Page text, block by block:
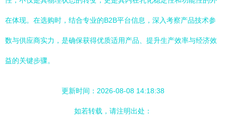
在体现。在选购时，结合专业的B2B平台信息，深入考察产品技术参
数与供应商实力，是确保获得优质适用产品、提升生产效率与经济效
益的关键步骤。
更新时间：2026-08-08 14:18:38
如若转载，请注明出处：